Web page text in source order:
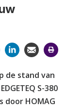
de stand van
S-380
door HOMAG